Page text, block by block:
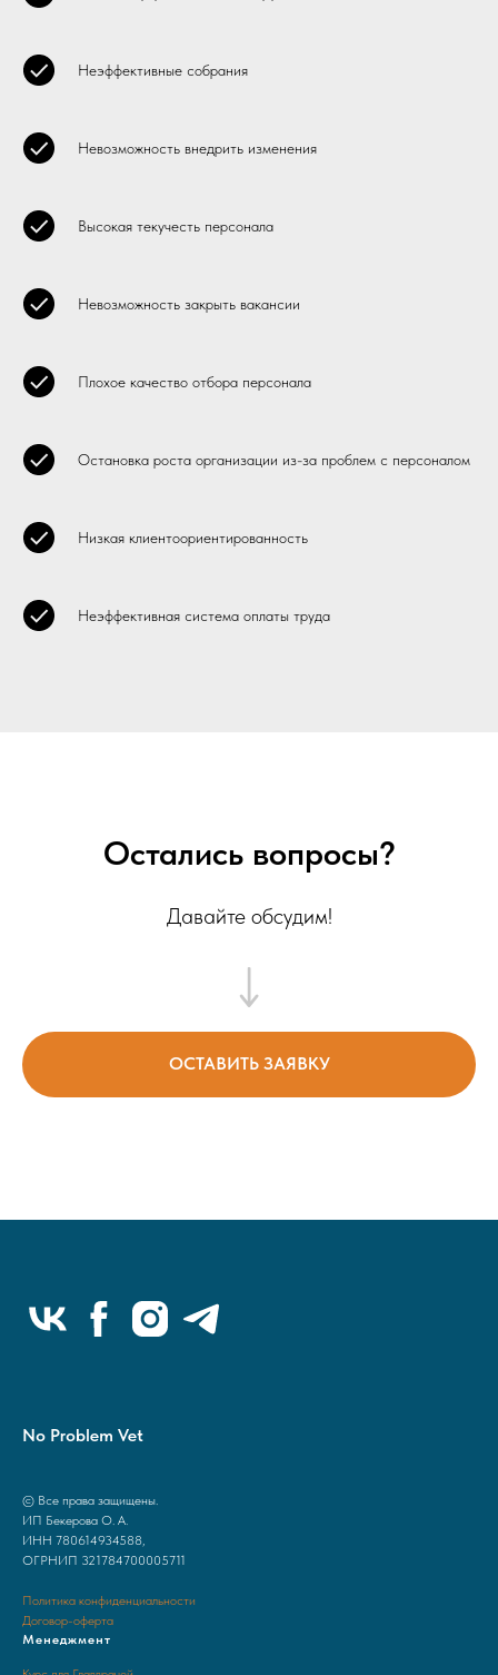
Неэффективные собрания
Невозможность внедрить изменения
Высокая текучесть персонала
Невозможность закрыть вакансии
Плохое качество отбора персонала
Остановка роста организации из-за проблем с персоналом
Низкая клиентоориентированность
Неэффективная система оплаты труда
Остались вопросы?
Давайте обсудим!
ОСТАВИТЬ ЗАЯВКУ
No Problem Vet
© Все права защищены.
ИП Бекерова О. А.
ИНН 780614934588,
ОГРНИП 321784700005711
Политика конфиденциальности
Договор-оферта
Менеджмент